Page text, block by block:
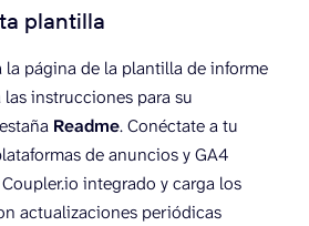
plantilla
la página de la plantilla de informe
instrucciones para su
Readme. Conéctate a tu
de anuncios y GA4
integrado y carga los
actualizaciones periódicas